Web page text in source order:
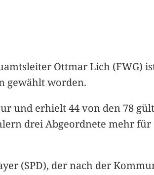
Ottmar Lich (FWG)
gewählt worden.
und erhielt 44 von den 78
drei Abgeordnete mehr
(SPD), der nach der